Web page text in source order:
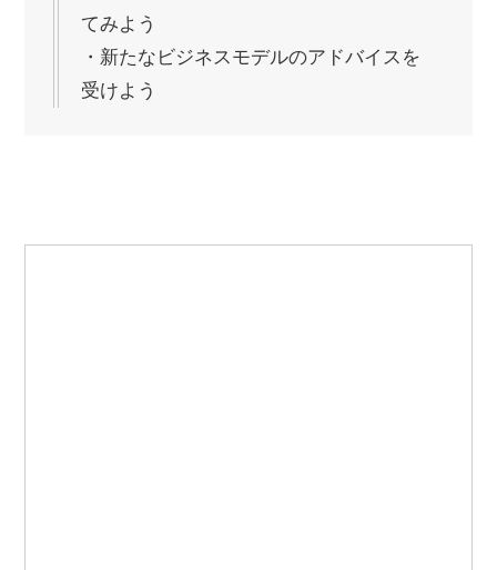
てみよう
・新たなビジネスモデルのアドバイスを
受けよう